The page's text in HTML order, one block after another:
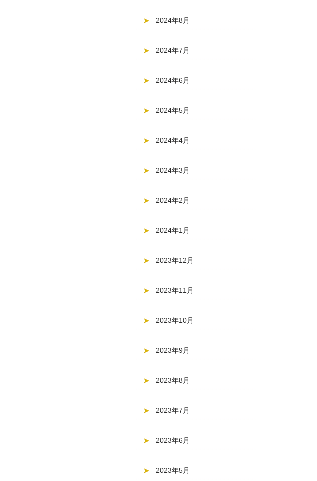
2024年8月
2024年7月
2024年6月
2024年5月
2024年4月
2024年3月
2024年2月
2024年1月
2023年12月
2023年11月
2023年10月
2023年9月
2023年8月
2023年7月
2023年6月
2023年5月